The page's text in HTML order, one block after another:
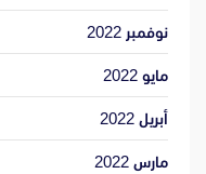
نوفمبر 2022
مايو 2022
أبريل 2022
مارس 2022